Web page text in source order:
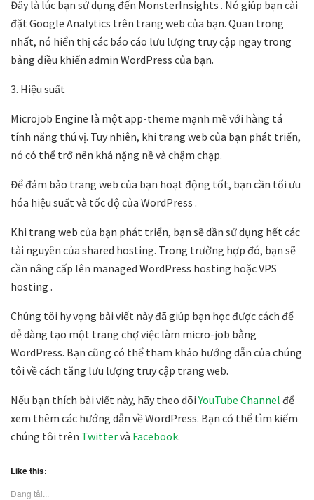
Đây là lúc bạn sử dụng đến MonsterInsights . Nó giúp bạn cài
đặt Google Analytics trên trang web của bạn. Quan trọng
nhất, nó hiển thị các báo cáo lưu lượng truy cập ngay trong
bảng điều khiển admin WordPress của bạn.
3. Hiệu suất
Microjob Engine là một app-theme mạnh mẽ với hàng tá
tính năng thú vị. Tuy nhiên, khi trang web của bạn phát triển,
nó có thể trở nên khá nặng nề và chậm chạp.
Để đảm bảo trang web của bạn hoạt động tốt, bạn cần tối ưu
hóa hiệu suất và tốc độ của WordPress .
Khi trang web của bạn phát triển, bạn sẽ dần sử dụng hết các
tài nguyên của shared hosting. Trong trường hợp đó, bạn sẽ
cần nâng cấp lên managed WordPress hosting hoặc VPS
hosting .
Chúng tôi hy vọng bài viết này đã giúp bạn học được cách để
dễ dàng tạo một trang chợ việc làm micro-job bằng
WordPress. Bạn cũng có thể tham khảo hướng dẫn của chúng
tôi vềcách tăng lưu lượng truy cập trang web.
Nếu bạn thích bài viết này, hãy theo dõiYouTube Channel để
xem thêm các hướng dẫn về WordPress. Bạn có thể tìm kiếm
chúng tôi trên Twittervà Facebook.
Like this:
Đang tải...